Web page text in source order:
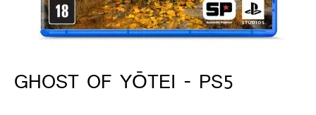
GHOST OF YŌTEI - PS5